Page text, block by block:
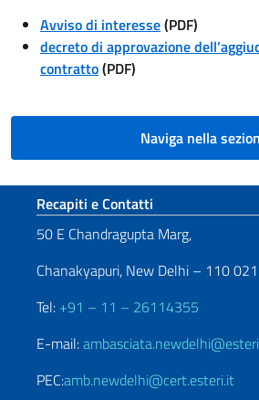
Avviso di interesse(PDF)
decreto di approvazione
contratto(PDF)
Naviga nella
Sezione footer
Recapiti e Contatti
50 E Chandragupta Marg,
Chanakyapuri, New Delhi – 110 021
Tel: +91 – 11 – 26114355
E-mail:
PEC:amb.newdelhi@cert.esteri.it